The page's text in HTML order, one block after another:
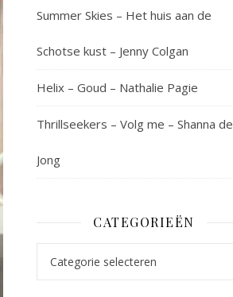
Summer Skies – Het huis aan de
Schotse kust – Jenny Colgan
Helix – Goud – Nathalie Pagie
Thrillseekers – Volg me – Shanna de
Jong
CATEGORIEËN